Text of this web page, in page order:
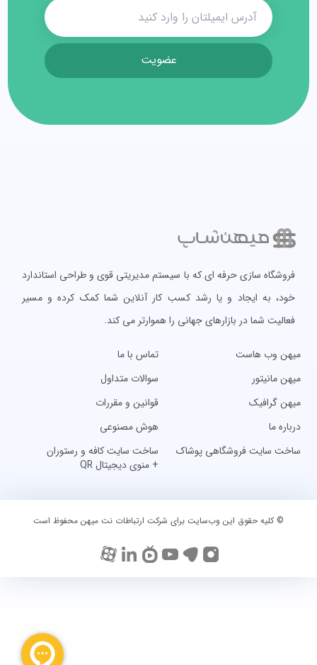
عضویت
فروشگاه سازی حرفه ای که با سیستم مدیریتی قوی و طراحی استاندارد
خود، به ایجاد و یا رشد کسب کار آنلاین شما کمک کرده و مسیر
فعالیت شما در بازارهای جهانی را هموارتر می کند.
میهن وب هاست
میهن مانیتور
میهن گرافیک
درباره ما
تماس با ما
سوالات متداول
قوانین و مقررات
هوش مصنوعی
ساخت سایت فروشگاهی پوشاک
ساخت سایت کافه و رستوران
+ منوی دیجیتال QR
© کلیه حقوق این وب‌سایت برای شرکت ارتباطات نت میهن محفوظ است